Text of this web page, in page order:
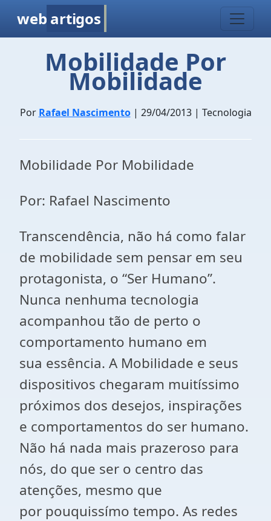
web artigos
Mobilidade Por
Mobilidade
Por Rafael Nascimento| 29/04/2013 | Tecnologia
Mobilidade Por Mobilidade
Por: Rafael Nascimento
Transcendência, não há como falar
de mobilidade sem pensar em seu
protagonista, o “Ser Humano”.
Nunca nenhuma tecnologia
acompanhou tão de perto o
comportamento humano em
sua essência. A Mobilidade e seus
dispositivos chegaram muitíssimo
próximos dos desejos, inspirações
e comportamentos do ser humano.
Não há nada mais prazeroso para
nós, do que ser o centro das
atenções, mesmo que
por pouquissímo tempo. As redes